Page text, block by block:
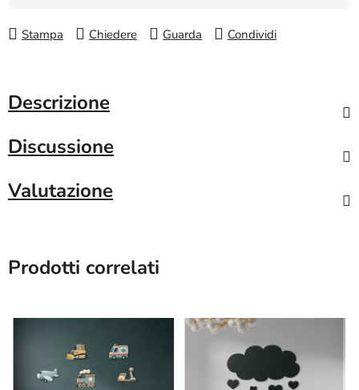
Stampa Chiedere Guarda Condividi
Descrizione
Discussione
Valutazione
Prodotti correlati